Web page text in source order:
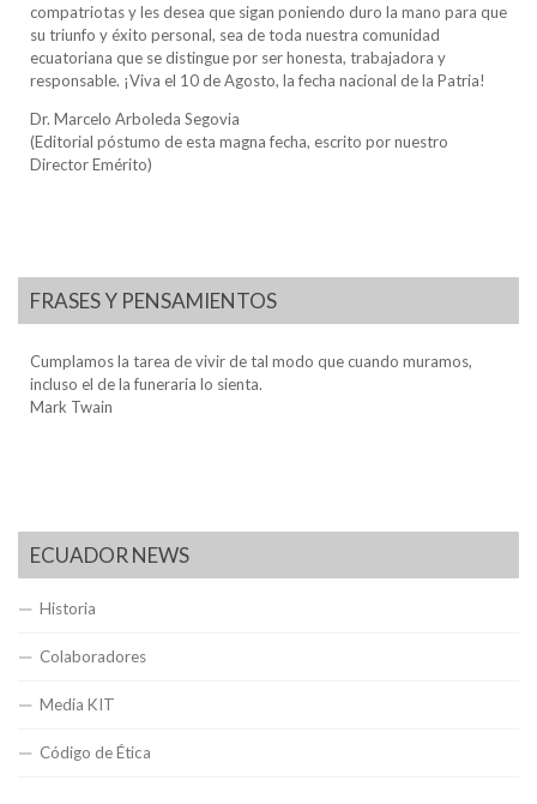
compatriotas y les desea que sigan poniendo duro la mano para que
su triunfo y éxito personal, sea de toda nuestra comunidad
ecuatoriana que se distingue por ser honesta, trabajadora y
responsable. ¡Viva el 10 de Agosto, la fecha nacional de la Patria!
Dr. Marcelo Arboleda Segovia
(Editorial póstumo de esta magna fecha, escrito por nuestro
Director Emérito)
FRASES Y PENSAMIENTOS
Cumplamos la tarea de vivir de tal modo que cuando muramos,
incluso el de la funeraria lo sienta.
Mark Twain
ECUADOR NEWS
Historia
Colaboradores
Media KIT
Código de Ética